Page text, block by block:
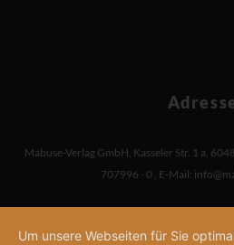
Mabuse-Verlag GmbH, Kasseler Str. 1 a,
707996 - 0 , E-Mail:
Um unsere Webseiten für Sie